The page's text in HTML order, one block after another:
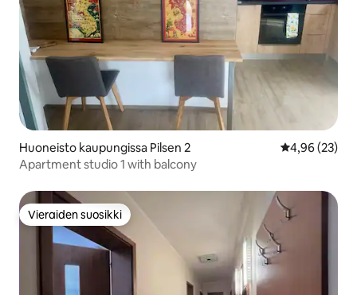
Huoneisto kaupungissa Pilsen 2
4,96 (23)
Apartment studio 1 with balcony
Vieraiden suosikki
Vieraiden suosikki